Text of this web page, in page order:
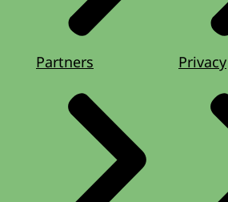
Partners Privacy